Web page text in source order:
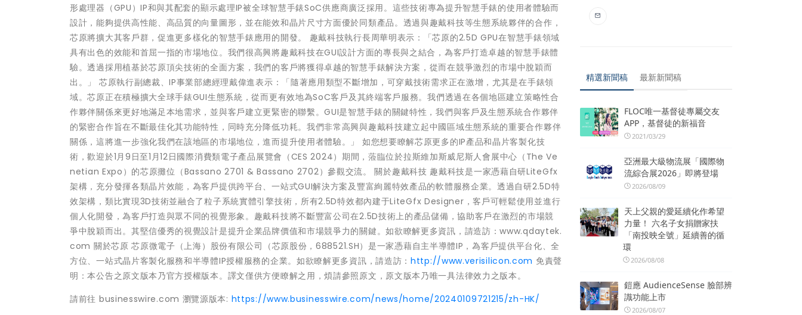
形處理器（GPU）IP和與其配套的顯示處理IP被全球智慧手錶SoC供應商廣泛採用。這些技術專為提升智慧手錶的使用者體驗而
設計，能夠提供高性能、高品質的向量圖形，並在能效和晶片尺寸方面優於同類產品。透過與趣戴科技等生態系統夥伴的合作，
芯原將擴大其客戶群，促進更多樣化的智慧手錶應用的開發。 趣戴科技執行長周華明表示：「芯原的2.5D GPU在智慧手錶領域
具有出色的效能和首屈一指的市場地位。我們很高興將趣戴科技在GUI設計方面的專長與之結合，為客戶打造卓越的智慧手錶體
驗。透過採用植基於芯原頂尖技術的全面方案，我們的客戶將獲得卓越的智慧手錶解決方案，從而在競爭激烈的市場中脫穎而
出。」 芯原執行副總裁、IP事業部總經理戴偉進表示：「隨著應用類型不斷增加，可穿戴技術需求正在激增，尤其是在手錶領
域。芯原正在積極擴大全球手錶GUI生態系統，從而更有效地為SoC客戶及其終端客戶服務。我們透過在各個地區建立策略性合
作夥伴關係來更好地滿足本地需求，並與客戶建立更緊密的聯繫。GUI是智慧手錶的關鍵特性，我們與客戶及生態系統合作夥伴
的緊密合作旨在不斷最佳化其功能特性，同時充分降低功耗。我們非常高興與趣戴科技建立起中國區域生態系統的重要合作夥伴
關係，這將進一步強化我們在該地區的市場地位，進而提升使用者體驗。」 如您想要瞭解芯原更多的IP產品和晶片客製化技
術，歡迎於1月9日至1月12日國際消費類電子產品展覽會（CES 2024）期間，蒞臨位於拉斯維加斯威尼斯人會展中心（The Ve
netian Expo）的芯原攤位（Bassano 2701 & Bassano 2702）參觀交流。 關於趣戴科技 趣戴科技是一家憑藉自研LiteGfx
架構，充分發揮各類晶片效能，為客戶提供跨平台、一站式GUI解決方案及豐富絢麗特效產品的軟體服務企業。透過自研2.5D特
效架構，類比實現3D技術並融合了粒子系統實體引擎技術，所有2.5D特效都內建于LiteGfx Designer，客戶可輕鬆使用並進行
個人化開發，為客戶打造與眾不同的視覺形象。趣戴科技將不斷豐富公司在2.5D技術上的產品儲備，協助客戶在激烈的市場競
爭中脫穎而出。其堅信優秀的視覺設計是提升企業品牌價值和市場競爭力的關鍵。如欲瞭解更多資訊，請造訪：www.qdaytek.
com 關於芯原 芯原微電子（上海）股份有限公司（芯原股份，688521.SH）是一家憑藉自主半導體IP，為客戶提供平台化、全
方位、一站式晶片客製化服務和半導體IP授權服務的企業。如欲瞭解更多資訊，請造訪： http://www.verisilicon.com 免責聲
明：本公告之原文版本乃官方授權版本。譯文僅供方便瞭解之用，煩請參照原文，原文版本乃唯一具法律效力之版本。
請前往 businesswire.com 瀏覽源版本: https://www.businesswire.com/news/home/20240109721215/zh-HK/
精選新聞稿 最新新聞稿
FLOC唯一基督徒專屬交友
APP，基督徒的新福音
2021/03/29
亞洲最大級物流展「國際物
流綜合展2026」即將登場
2026/08/09
天上父親的愛延續化作希望
力量！ 六名子女捐贈家扶
「南投映全號」延續善的循
環
2026/08/08
鎧應 AudienceSense 臉部辨
識功能上市
2026/08/07